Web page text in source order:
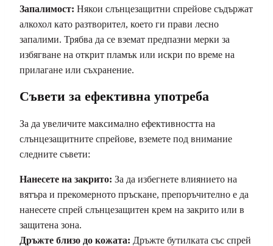
Запалимост: Някои слънцезащитни спрейове съдържат
алкохол като разтворител, което ги прави лесно
запалими. Трябва да се вземат предпазни мерки за
избягване на открит пламък или искри по време на
прилагане или съхранение.
Съвети за ефективна употреба
За да увеличите максимално ефективността на
слънцезащитните спрейове, вземете под внимание
следните съвети:
Нанесете на закрито: За да избегнете влиянието на
вятъра и прекомерното пръскане, препоръчително е да
нанесете спрей слънцезащитен крем на закрито или в
защитена зона.
Дръжте близо до кожата: Дръжте бутилката със спрей